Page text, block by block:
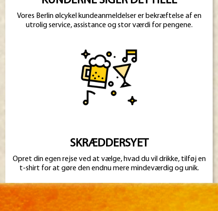
Vores Berlin ølcykel kundeanmeldelser er bekræftelse af en
utrolig service, assistance og stor værdi for pengene.
SKRÆDDERSYET
Opret din egen rejse ved at vælge, hvad du vil drikke, tilføj en
t-shirt for at gøre den endnu mere mindeværdig og unik.